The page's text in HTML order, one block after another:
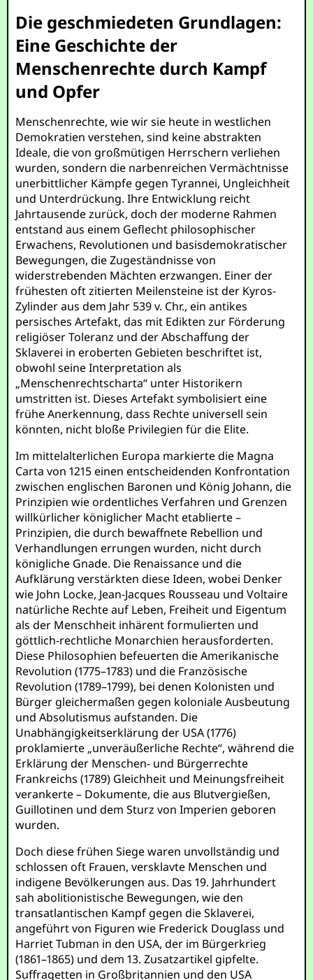
Die geschmiedeten Grundlagen:
Eine Geschichte der
Menschenrechte durch Kampf
und Opfer
Menschenrechte, wie wir sie heute in westlichen
Demokratien verstehen, sind keine abstrakten
Ideale, die von großmütigen Herrschern verliehen
wurden, sondern die narbenreichen Vermächtnisse
unerbittlicher Kämpfe gegen Tyrannei, Ungleichheit
und Unterdrückung. Ihre Entwicklung reicht
Jahrtausende zurück, doch der moderne Rahmen
entstand aus einem Geflecht philosophischer
Erwachens, Revolutionen und basisdemokratischer
Bewegungen, die Zugeständnisse von
widerstrebenden Mächten erzwangen. Einer der
frühesten oft zitierten Meilensteine ist der Kyros-
Zylinder aus dem Jahr 539 v. Chr., ein antikes
persisches Artefakt, das mit Edikten zur Förderung
religiöser Toleranz und der Abschaffung der
Sklaverei in eroberten Gebieten beschriftet ist,
obwohl seine Interpretation als
„Menschenrechtscharta“ unter Historikern
umstritten ist. Dieses Artefakt symbolisiert eine
frühe Anerkennung, dass Rechte universell sein
könnten, nicht bloße Privilegien für die Elite.
Im mittelalterlichen Europa markierte die Magna
Carta von 1215 einen entscheidenden Konfrontation
zwischen englischen Baronen und König Johann, die
Prinzipien wie ordentliches Verfahren und Grenzen
willkürlicher königlicher Macht etablierte –
Prinzipien, die durch bewaffnete Rebellion und
Verhandlungen errungen wurden, nicht durch
königliche Gnade. Die Renaissance und die
Aufklärung verstärkten diese Ideen, wobei Denker
wie John Locke, Jean-Jacques Rousseau und Voltaire
natürliche Rechte auf Leben, Freiheit und Eigentum
als der Menschheit inhärent formulierten und
göttlich-rechtliche Monarchien herausforderten.
Diese Philosophien befeuerten die Amerikanische
Revolution (1775–1783) und die Französische
Revolution (1789–1799), bei denen Kolonisten und
Bürger gleichermaßen gegen koloniale Ausbeutung
und Absolutismus aufstanden. Die
Unabhängigkeitserklärung der USA (1776)
proklamierte „unveräußerliche Rechte“, während die
Erklärung der Menschen- und Bürgerrechte
Frankreichs (1789) Gleichheit und Meinungsfreiheit
verankerte – Dokumente, die aus Blutvergießen,
Guillotinen und dem Sturz von Imperien geboren
wurden.
Doch diese frühen Siege waren unvollständig und
schlossen oft Frauen, versklavte Menschen und
indigene Bevölkerungen aus. Das 19. Jahrhundert
sah abolitionistische Bewegungen, wie den
transatlantischen Kampf gegen die Sklaverei,
angeführt von Figuren wie Frederick Douglass und
Harriet Tubman in den USA, der im Bürgerkrieg
(1861–1865) und dem 13. Zusatzartikel gipfelte.
Suffragetten in Großbritannien und den USA